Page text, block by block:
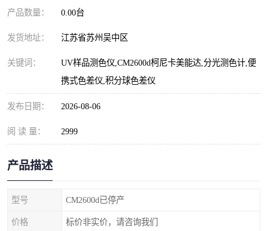
产品数量： 0.00台
发货地址： 江苏省苏州吴中区
关键词：
UV样品测色仪,CM2600d柯尼卡美能达,分光测色计,便
携式色差仪,积分球色差仪
发布日期： 2026-08-06
阅 读 量： 2999
产品描述
型号 CM2600d已停产
价格 标价非实价，请咨询我们